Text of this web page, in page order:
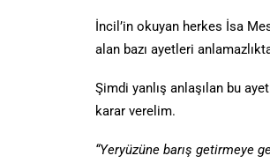
İncil’in okuyan herkes İsa
alan bazı ayetleri
Şimdi yanlış anlaşılan bu
karar verelim.
“Yeryüzüne barış getirmeye